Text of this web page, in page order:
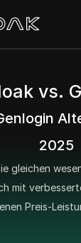
vs.
2025
gleichen
mit
Preis-